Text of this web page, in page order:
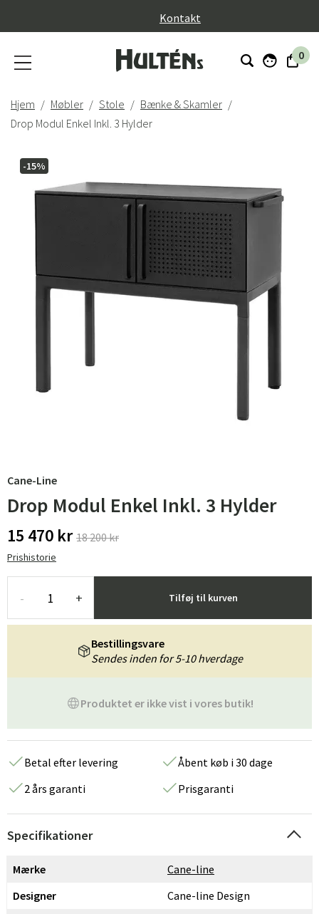
Kontakt
0
Hjem Møbler Stole
Bænke & Skamler
Drop Modul Enkel Inkl. 3 Hylder
-15%
Cane-Line
Drop Modul Enkel Inkl. 3 Hylder
15 470 kr 18 200 kr
Prishistorie
- + Tilføj til kurven
Produktet er ikke vist i vores butik!
Bestillingsvare
Sendes inden for 5-10 hverdage
Betal efter levering
Åbent køb i 30 dage
2 års garanti
Prisgaranti
Specifikationer
Mærke
Cane-line
Designer
Cane-line Design